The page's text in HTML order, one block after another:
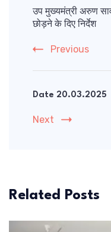
Navigation
उप मुख्यमंत्री अरुण
छोड़ने के दिए निर्देश
Previous
Date 20.03.2025
Next
Related Posts